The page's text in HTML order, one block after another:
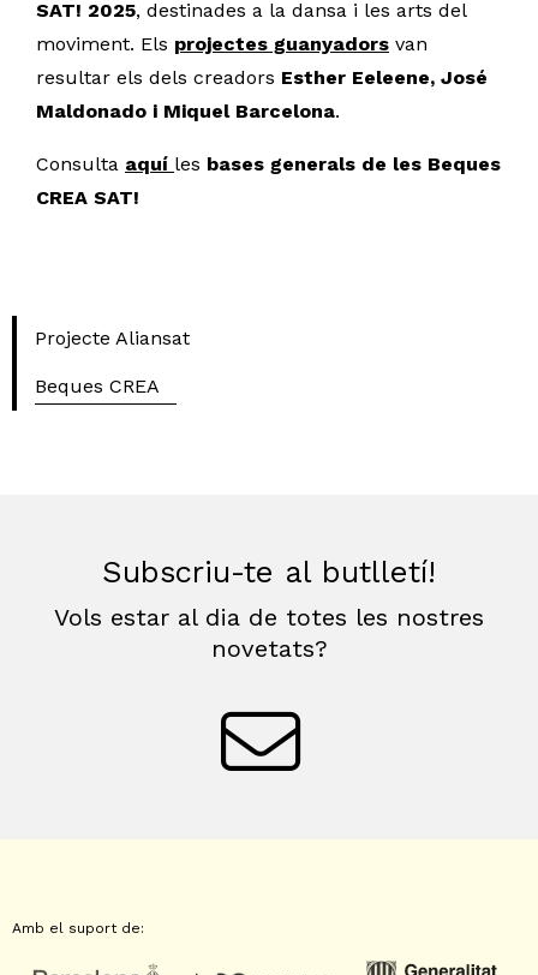
SAT! 2025, destinades a la dansa i les arts del
moviment. Els projectes guanyadors van
resultar els dels creadors Esther Eeleene, José
Maldonado i Miquel Barcelona.
Consulta aquí les bases generals de les Beques
CREA SAT!
Projecte Aliansat
Beques CREA
Subscriu-te al butlletí!
Vols estar al dia de totes les nostres
novetats?
Amb el suport de: